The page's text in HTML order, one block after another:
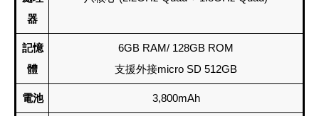
器
記憶
體
6GB RAM/ 128GB ROM
支援外接micro SD 512GB
電池 3,800mAh